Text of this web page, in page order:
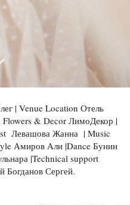
| Venue Location Отель
Flowers & Decor ЛимоДекор |
Левашова Жанна | Music
Амиров Али |Dance Бунин
|Technical support
Богданов Сергей.